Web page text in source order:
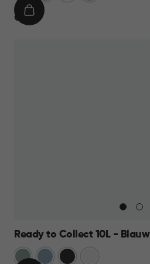
€
€ 9,95
IN
Ready to Collect 10L - Blauw
GroenBlauwDonkergrijs